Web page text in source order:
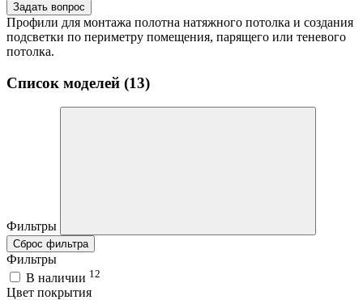
Задать вопрос
Профили для монтажа полотна натяжного потолка и создания
подсветки по периметру помещения, парящего или теневого
потолка.
Список моделей (13)
Фильтры
Сброс фильтра
Фильтры
В наличии 12
Цвет покрытия